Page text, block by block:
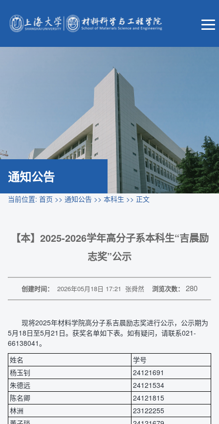
通知公告
当前位置: 首页 >> 通知公告 >> 本科生 >> 正文
【本】2025-2026学年高分子系本科生“吉晨励
志奖”公示
创建时间： 2026年05月18日 17:21 张舜然 浏览次数： 280
现将2025年材料学院高分子系吉晨励志奖进行公示，公示期为
5月18日至5月21日。获奖名单如下表。如有疑问，请联系021-
66138041。
姓名
学号
杨玉钊
24121691
朱德远
24121534
陈名卿
24121815
林洲
23122255